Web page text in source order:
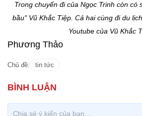
Trong chuyến đi của Ngọc Trinh còn có
bầu" Vũ Khắc Tiệp. Cả hai cùng đi du
Youtube của Vũ Khắc
Phương Thảo
Chủ đề: tin tức